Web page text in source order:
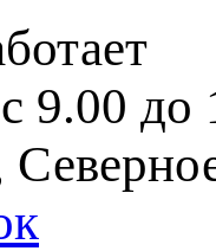
9.00 до